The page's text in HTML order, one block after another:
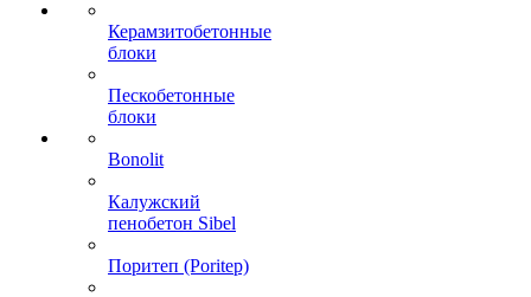
Керамзитобетонные
блоки
Пескобетонные
блоки
Bonolit
Калужский
пенобетон Sibel
Поритеп (Poritep)